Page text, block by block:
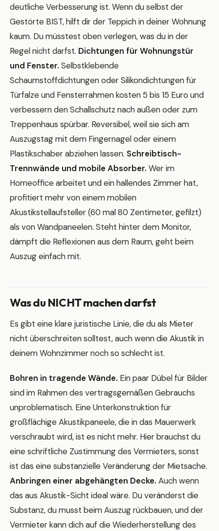
deutliche Verbesserung ist. Wenn du selbst der
Gestörte BIST, hilft dir der Teppich in deiner Wohnung
kaum. Du müsstest oben verlegen, was du in der
Regel nicht darfst. Dichtungen für Wohnungstür
und Fenster. Selbstklebende
Schaumstoffdichtungen oder Silikondichtungen für
Türfalze und Fensterrahmen kosten 5 bis 15 Euro und
verbessern den Schallschutz nach außen oder zum
Treppenhaus spürbar. Reversibel, weil sie sich am
Auszugstag mit dem Fingernagel oder einem
Plastikschaber abziehen lassen. Schreibtisch-
Trennwände und mobile Absorber. Wer im
Homeoffice arbeitet und ein hallendes Zimmer hat,
profitiert mehr von einem mobilen
Akustikstellaufsteller (60 mal 80 Zentimeter, gefilzt)
als von Wandpaneelen. Steht hinter dem Monitor,
dämpft die Reflexionen aus dem Raum, geht beim
Auszug einfach mit.
Was du NICHT machen darfst
Es gibt eine klare juristische Linie, die du als Mieter
nicht überschreiten solltest, auch wenn die Akustik in
deinem Wohnzimmer noch so schlecht ist.
Bohren in tragende Wände. Ein paar Dübel für Bilder
sind im Rahmen des vertragsgemäßen Gebrauchs
unproblematisch. Eine Unterkonstruktion für
großflächige Akustikpaneele, die in das Mauerwerk
verschraubt wird, ist es nicht mehr. Hier brauchst du
eine schriftliche Zustimmung des Vermieters, sonst
ist das eine substanzielle Veränderung der Mietsache.
Anbringen einer abgehängten Decke. Auch wenn
das aus Akustik-Sicht ideal wäre. Du veränderst die
Substanz, du musst beim Auszug rückbauen, und der
Vermieter kann dich auf die Wiederherstellung des